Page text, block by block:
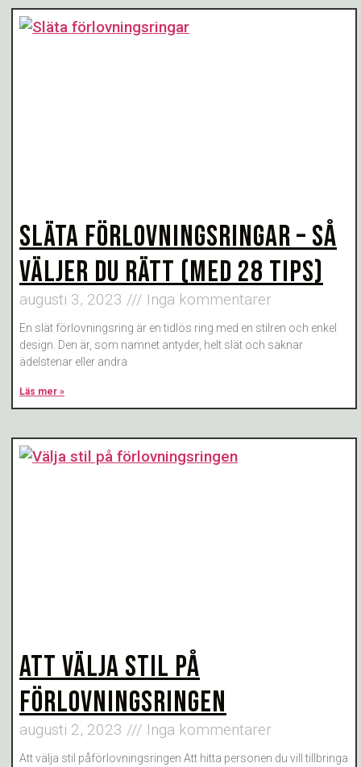
SLÄTA FÖRLOVNINGSRINGAR – SÅ
VÄLJER DU RÄTT (MED 28 TIPS)
augusti 3, 2023 Inga kommentarer
En slät förlovningsring är en tidlös ring med en stilren och enkel
design. Den är, som namnet antyder, helt slät och saknar
ädelstenar eller andra
Läs mer »
ATT VÄLJA STIL PÅ
FÖRLOVNINGSRINGEN
augusti 2, 2023 Inga kommentarer
Att välja stil påförlovningsringen Att hitta personen du vill tillbringa